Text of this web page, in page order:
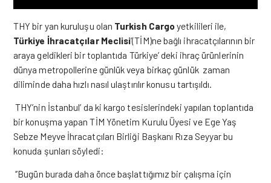
THY bir yan kuruluşu olan Turkish Cargoyetkilileri ile,
Türkiye İhracatçılar Meclisi’(TİM)ne bağlı ihracatçılarının bir
araya geldikleri bir toplantıda Türkiye’ deki ihraç ürünlerinin
dünya metropollerine günlük veya birkaç günlük zaman
diliminde daha hızlı nasıl ulaştırılır konusu tartışıldı.
THY’nin İstanbul’ da ki kargo tesislerindeki yapılan toplantıda
bir konuşma yapan TİM Yönetim Kurulu Üyesi ve Ege Yaş
Sebze Meyve İhracatçıları Birliği Başkanı Rıza Seyyar bu
konuda şunları söyledi:
‘’Bugün burada daha önce başlattığımız bir çalışma için